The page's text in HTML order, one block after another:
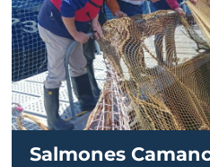
Salmones